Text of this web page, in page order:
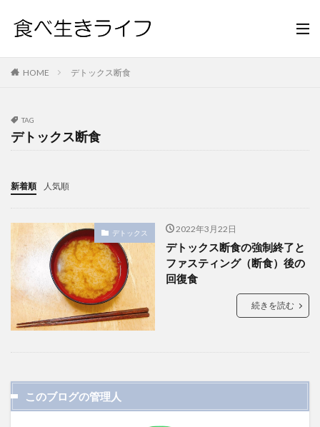
HOME デトックス断食
TAG
デトックス断食
新着順 人気順
デトックス 2022年3月22日
デトックス断食の強制終了と
ファスティング（断食）後の
回復食
続きを読む
このブログの管理人